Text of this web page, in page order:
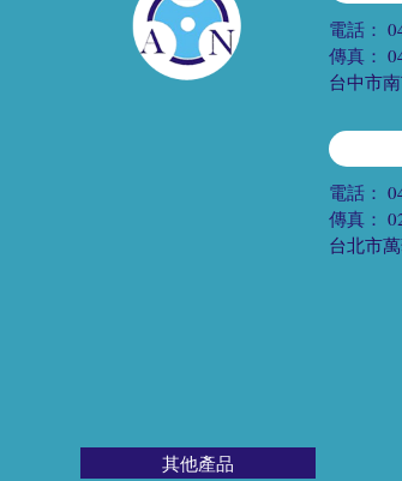
電話：
傳真：
台中市
電話：
傳真：
台北市
其他產品